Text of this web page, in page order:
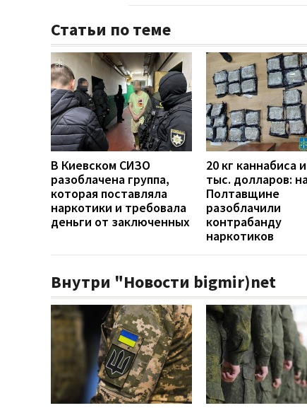
Статьи по теме
В Киевском СИЗО
разоблачена группа,
которая поставляла
наркотики и требовала
деньги от заключенных
20 кг каннабиса
тыс. долларов:
Полтавщине
разоблачили
контрабанду
наркотиков
Внутри "Новости bigmir)net